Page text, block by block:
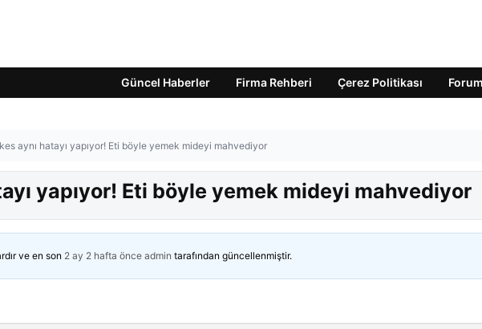
Güncel Haberler Firma Rehberi Çerez Politikası Forum
aynı hatayı yapıyor! Eti böyle yemek mideyi mahvediyor
yapıyor! Eti böyle yemek mideyi mahvediyor
ve en son 2 ay 2 hafta önce admin tarafından güncellenmiştir.